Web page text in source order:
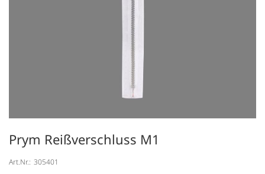
Prym Reißverschluss M1
Art.Nr.: 305401